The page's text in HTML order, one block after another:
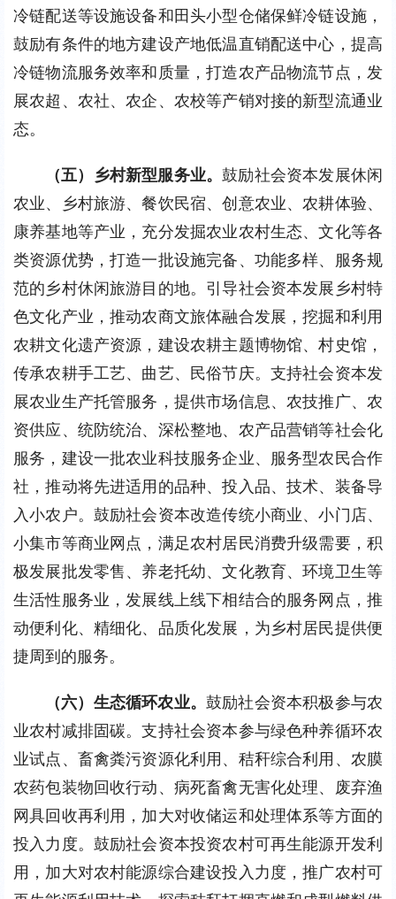
冷链配送等设施设备和田头小型仓储保鲜冷链设施，
鼓励有条件的地方建设产地低温直销配送中心，提高
冷链物流服务效率和质量，打造农产品物流节点，发
展农超、农社、农企、农校等产销对接的新型流通业
态。
（五）乡村新型服务业。鼓励社会资本发展休闲
农业、乡村旅游、餐饮民宿、创意农业、农耕体验、
康养基地等产业，充分发掘农业农村生态、文化等各
类资源优势，打造一批设施完备、功能多样、服务规
范的乡村休闲旅游目的地。引导社会资本发展乡村特
色文化产业，推动农商文旅体融合发展，挖掘和利用
农耕文化遗产资源，建设农耕主题博物馆、村史馆，
传承农耕手工艺、曲艺、民俗节庆。支持社会资本发
展农业生产托管服务，提供市场信息、农技推广、农
资供应、统防统治、深松整地、农产品营销等社会化
服务，建设一批农业科技服务企业、服务型农民合作
社，推动将先进适用的品种、投入品、技术、装备导
入小农户。鼓励社会资本改造传统小商业、小门店、
小集市等商业网点，满足农村居民消费升级需要，积
极发展批发零售、养老托幼、文化教育、环境卫生等
生活性服务业，发展线上线下相结合的服务网点，推
动便利化、精细化、品质化发展，为乡村居民提供便
捷周到的服务。
（六）生态循环农业。 鼓励社会资本积极参与农
业农村减排固碳。支持社会资本参与绿色种养循环农
业试点、畜禽粪污资源化利用、秸秆综合利用、农膜
农药包装物回收行动、病死畜禽无害化处理、废弃渔
网具回收再利用，加大对收储运和处理体系等方面的
投入力度。鼓励社会资本投资农村可再生能源开发利
用，加大对农村能源综合建设投入力度，推广农村可